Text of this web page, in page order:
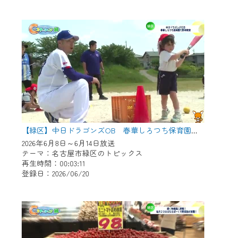
【緑区】中日ドラゴンズOB 春華しろつち保育園で野球教室
2026年6月8日～6月14日放送
テーマ：名古屋市緑区のトピックス
再生時間：00:03:11
登録日：2026/06/20